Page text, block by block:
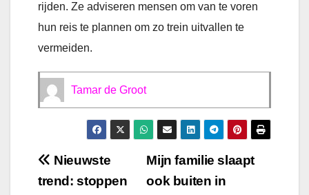
rijden. Ze adviseren mensen om van te voren
hun reis te plannen om zo trein uitvallen te
vermeiden.
Tamar de Groot
Bericht
Mijn familie slaapt
ook buiten in
Nieuwste
trend: stoppen